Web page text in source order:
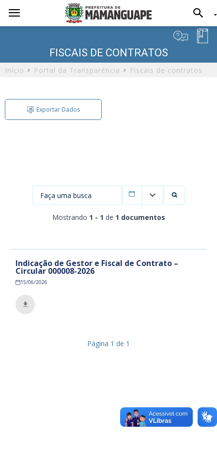
FISCAIS DE CONTRATOS
Início Portal da Transparência Fiscais de contratos
Exportar Dados
Exportar
Mostrando 1 - 1 de 1 documentos
Filtrar por data
Indicação de Gestor e Fiscal de Contrato –
Circular 000008-2026
15/06/2026
Página 1 de 1